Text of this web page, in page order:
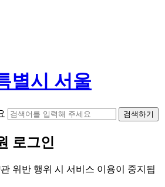
별시 서울
검색하기
로그인
위반 행위 시 서비스 이용이 중지됩